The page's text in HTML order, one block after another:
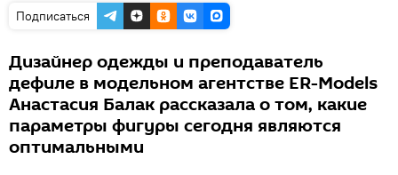
Подписаться
Дизайнер одежды и преподаватель
дефиле в модельном агентстве ER-Models
Анастасия Балак рассказала о том, какие
параметры фигуры сегодня являются
оптимальными